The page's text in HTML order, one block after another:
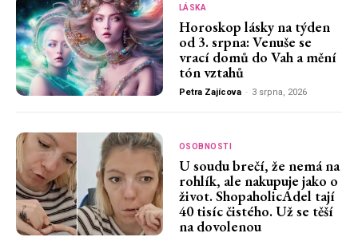
LÁSKA
Horoskop lásky na týden
od 3. srpna: Venuše se
vrací domů do Vah a mění
tón vztahů
Petra Zajícova - 3 srpna, 2026
OSOBNOSTI
U soudu brečí, že nemá na
rohlík, ale nakupuje jako o
život. ShopaholicAdel tají
40 tisíc čistého. Už se těší
na dovolenou